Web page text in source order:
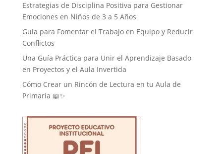
Estrategias de Disciplina Positiva para Gestionar
Emociones en Niños de 3 a 5 Años
Guía para Fomentar el Trabajo en Equipo y Reducir
Conflictos
Una Guía Práctica para Unir el Aprendizaje Basado
en Proyectos y el Aula Invertida
Cómo Crear un Rincón de Lectura en tu Aula de
Primaria 📖✨